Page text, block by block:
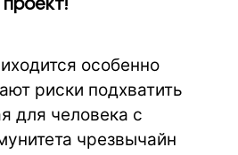
особенно
риски подхватить
для человека с
чрезвычайн